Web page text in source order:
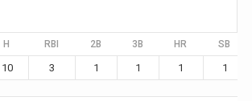
H RBI 2B 3B HR SB
10 3 1 1 1 1